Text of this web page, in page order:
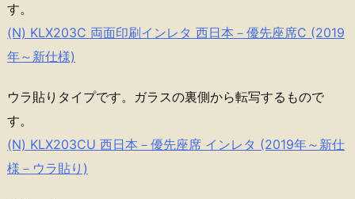
す。
(N) KLX203C 両面印刷インレタ 西日本－優先座席C (2019
年～新仕様)
ウラ貼りタイプです。ガラスの裏側から転写するもので
す。
(N) KLX203CU 西日本－優先座席 インレタ (2019年～新仕
様－ウラ貼り)